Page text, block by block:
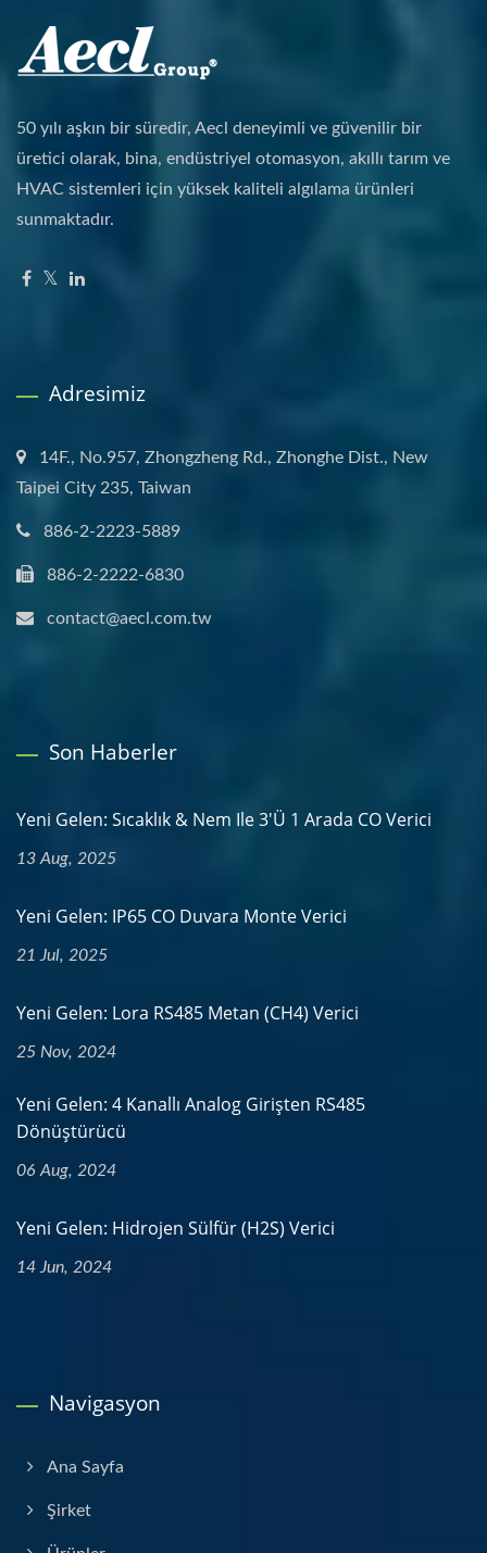
50 yılı aşkın bir süredir, Aecl deneyimli ve güvenilir bir
üretici olarak, bina, endüstriyel otomasyon, akıllı tarım ve
HVAC sistemleri için yüksek kaliteli algılama ürünleri
sunmaktadır.
Adresimiz
14F., No.957, Zhongzheng Rd., Zhonghe Dist., New
Taipei City 235, Taiwan
886-2-2223-5889
886-2-2222-6830
contact@aecl.com.tw
Son Haberler
Yeni Gelen: Sıcaklık & Nem Ile 3'ü 1 Arada CO Verici
13 Aug, 2025
Yeni Gelen: IP65 CO Duvara Monte Verici
21 Jul, 2025
Yeni Gelen: Lora RS485 Metan (CH4) Verici
25 Nov, 2024
Yeni Gelen: 4 Kanallı Analog Girişten RS485
Dönüştürücü
06 Aug, 2024
Yeni Gelen: Hidrojen Sülfür (H2S) Verici
14 Jun, 2024
Navigasyon
Ana Sayfa
Şirket